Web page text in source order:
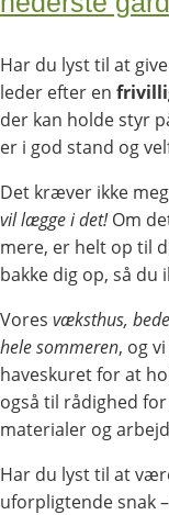
Har du lyst til at
leder efter en
der kan holde styr
er i god stand og
Det kræver ikke
vil lægge i det!Om
mere, er helt op til
bakke dig op, så du
Vores væksthus,
hele sommeren, og
haveskuret for at
også til rådighed
materialer og
Har du lyst til at
uforpligtende snak